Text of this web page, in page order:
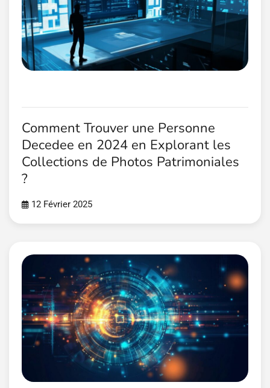
Comment Trouver une Personne
Decedee en 2024 en Explorant les
Collections de Photos Patrimoniales
?
12 Février 2025